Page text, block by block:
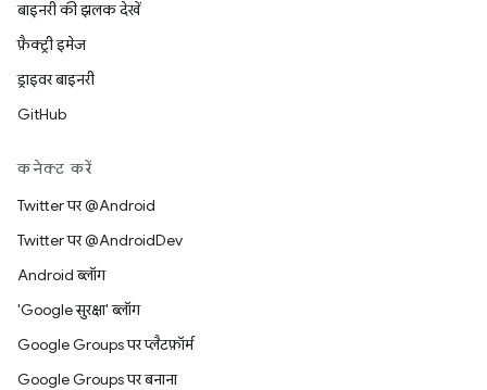
बाइनरी की झलक देखें
फ़ैक्ट्री इमेज
ड्राइवर बाइनरी
GitHub
कनेक्ट करें
Twitter पर @Android
Twitter पर @AndroidDev
Android ब्लॉग
'Google सुरक्षा' ब्लॉग
Google Groups पर प्लैटफ़ॉर्म
Google Groups पर बनाना